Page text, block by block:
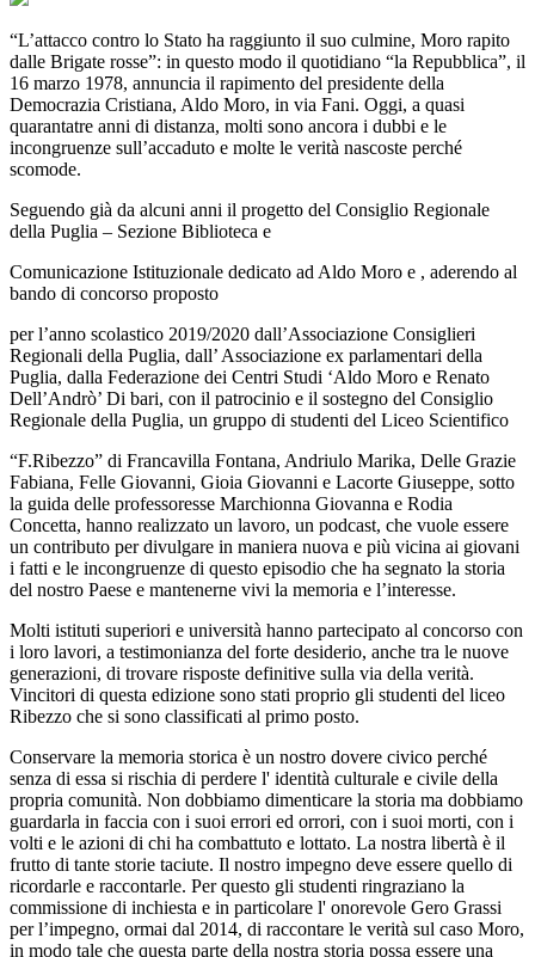
“L’attacco contro lo Stato ha raggiunto il suo culmine, Moro rapito
dalle Brigate rosse”: in questo modo il quotidiano “la Repubblica”, il
16 marzo 1978, annuncia il rapimento del presidente della
Democrazia Cristiana, Aldo Moro, in via Fani. Oggi, a quasi
quarantatre anni di distanza, molti sono ancora i dubbi e le
incongruenze sull’accaduto e molte le verità nascoste perché
scomode.
Seguendo già da alcuni anni il progetto del Consiglio Regionale
della Puglia – Sezione Biblioteca e
Comunicazione Istituzionale dedicato ad Aldo Moro e , aderendo al
bando di concorso proposto
per l’anno scolastico 2019/2020 dall’Associazione Consiglieri
Regionali della Puglia, dall’ Associazione ex parlamentari della
Puglia, dalla Federazione dei Centri Studi ‘Aldo Moro e Renato
Dell’Andrò’ Di bari, con il patrocinio e il sostegno del Consiglio
Regionale della Puglia, un gruppo di studenti del Liceo Scientifico
“F.Ribezzo” di Francavilla Fontana, Andriulo Marika, Delle Grazie
Fabiana, Felle Giovanni, Gioia Giovanni e Lacorte Giuseppe, sotto
la guida delle professoresse Marchionna Giovanna e Rodia
Concetta, hanno realizzato un lavoro, un podcast, che vuole essere
un contributo per divulgare in maniera nuova e più vicina ai giovani
i fatti e le incongruenze di questo episodio che ha segnato la storia
del nostro Paese e mantenerne vivi la memoria e l’interesse.
Molti istituti superiori e università hanno partecipato al concorso con
i loro lavori, a testimonianza del forte desiderio, anche tra le nuove
generazioni, di trovare risposte definitive sulla via della verità.
Vincitori di questa edizione sono stati proprio gli studenti del liceo
Ribezzo che si sono classificati al primo posto.
Conservare la memoria storica è un nostro dovere civico perché
senza di essa si rischia di perdere l' identità culturale e civile della
propria comunità. Non dobbiamo dimenticare la storia ma dobbiamo
guardarla in faccia con i suoi errori ed orrori, con i suoi morti, con i
volti e le azioni di chi ha combattuto e lottato. La nostra libertà è il
frutto di tante storie taciute. Il nostro impegno deve essere quello di
ricordarle e raccontarle. Per questo gli studenti ringraziano la
commissione di inchiesta e in particolare l' onorevole Gero Grassi
per l’impegno, ormai dal 2014, di raccontare le verità sul caso Moro,
in modo tale che questa parte della nostra storia possa essere una